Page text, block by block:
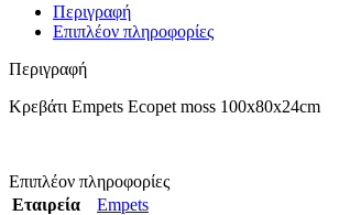
Περιγραφή
Επιπλέον πληροφορίες
Περιγραφή
Κρεβάτι Empets Ecopet moss 100x80x24cm
Επιπλέον πληροφορίες
Εταιρεία
Empets